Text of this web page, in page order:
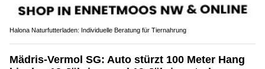
Halona Naturfutterladen: Individuelle Beratung für Tiernahrung
Mädris-Vermol SG: Auto stürzt 100 Meter Hang